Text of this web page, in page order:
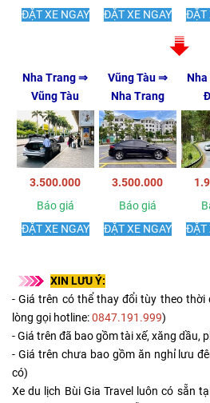
ĐẶT XE NGAY
ĐẶT XE NGAY ĐẶT
Nha Trang ⇒
Vũng Tàu
Vũng Tàu ⇒
Nha Trang
3.500.000 3.500.000
Báo giá
Báo giá
ĐẶT XE NGAY
ĐẶT XE NGAY ĐẶT
XIN LƯU Ý:
- Giá trên có thể thay đổi tùy theo thời
lòng gọi hotline:0847.191.999)
- Giá trên đã bao gồm tài xế, xăng dầu,
- Giá trên chưa bao gồm ăn nghỉ lưu
có)
Xe du lịch Bùi Gia Travel luôn có sẵn